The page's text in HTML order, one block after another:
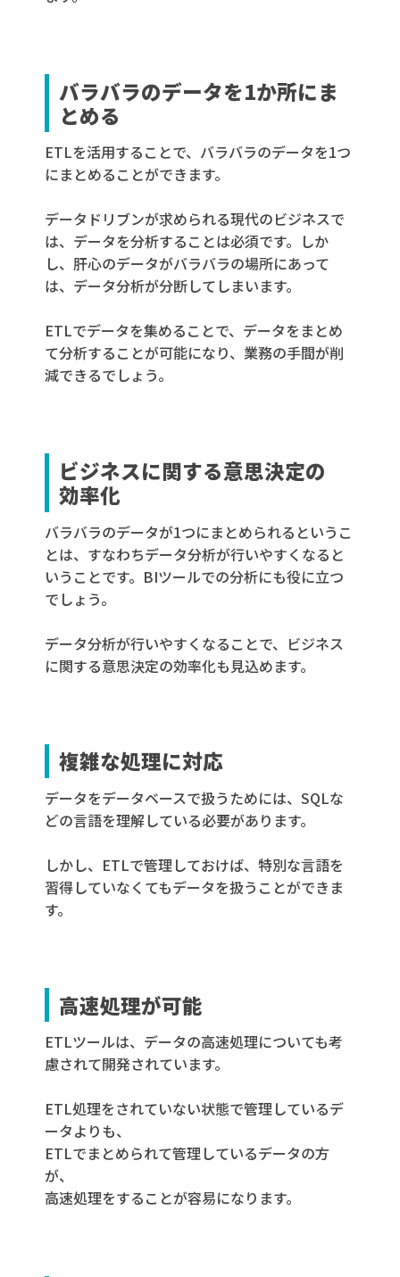
バラバラのデータを1か所にま
とめる
ETLを活用することで、バラバラのデータを1つ
にまとめることができます。
データドリブンが求められる現代のビジネスで
は、データを分析することは必須です。しか
し、肝心のデータがバラバラの場所にあって
は、データ分析が分断してしまいます。
ETLでデータを集めることで、データをまとめ
て分析することが可能になり、業務の手間が削
減できるでしょう。
ビジネスに関する意思決定の
効率化
バラバラのデータが1つにまとめられるというこ
とは、すなわちデータ分析が行いやすくなると
いうことです。BIツールでの分析にも役に立つ
でしょう。
データ分析が行いやすくなることで、ビジネス
に関する意思決定の効率化も見込めます。
複雑な処理に対応
データをデータベースで扱うためには、SQLな
どの言語を理解している必要があります。
しかし、ETLで管理しておけば、特別な言語を
習得していなくてもデータを扱うことができま
す。
高速処理が可能
ETLツールは、データの高速処理についても考
慮されて開発されています。
ETL処理をされていない状態で管理しているデ
ータよりも、
ETLでまとめられて管理しているデータの方
が、
高速処理をすることが容易になります。